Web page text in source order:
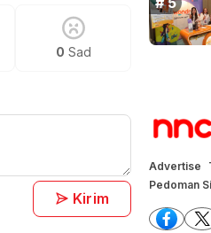
0 Sad
Kirim
Advertise
Pedoman